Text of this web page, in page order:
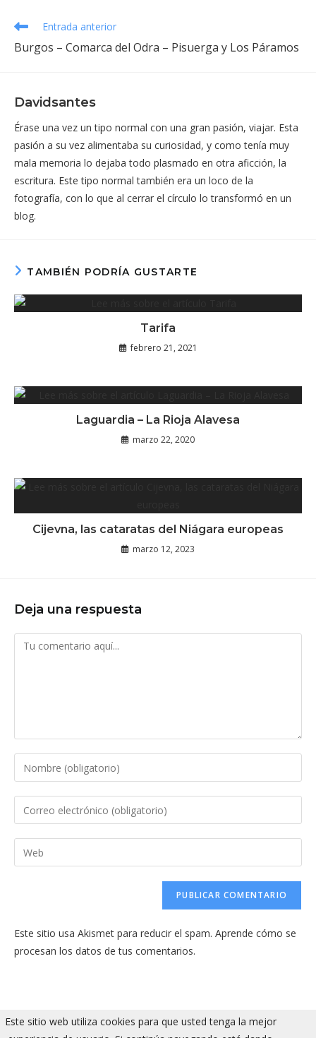
Leer
artículos
Entrada anterior
Burgos – Comarca del Odra – Pisuerga y Los Páramos
Davidsantes
Érase una vez un tipo normal con una gran pasión, viajar. Esta
pasión a su vez alimentaba su curiosidad, y como tenía muy
mala memoria lo dejaba todo plasmado en otra aficción, la
escritura. Este tipo normal también era un loco de la
fotografía, con lo que al cerrar el círculo lo transformó en un
blog.
TAMBIÉN PODRÍA GUSTARTE
Tarifa
febrero 21, 2021
Laguardia – La Rioja Alavesa
marzo 22, 2020
Cijevna, las cataratas del Niágara europeas
marzo 12, 2023
Deja una respuesta
Comentario
Introduce
tu
nombre
de
usuario
Introduce
tu
dirección
de
comentar
Introduce
la
web
(opcional)
Este sitio usa Akismet para reducir el spam. Aprende cómo se
procesan los datos de tus comentarios.
Este sitio web utiliza cookies para que usted tenga la mejor